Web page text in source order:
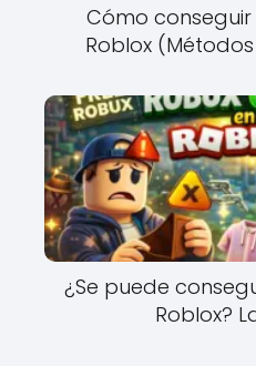
Cómo
Roblox
¿Se puede
Roblox?